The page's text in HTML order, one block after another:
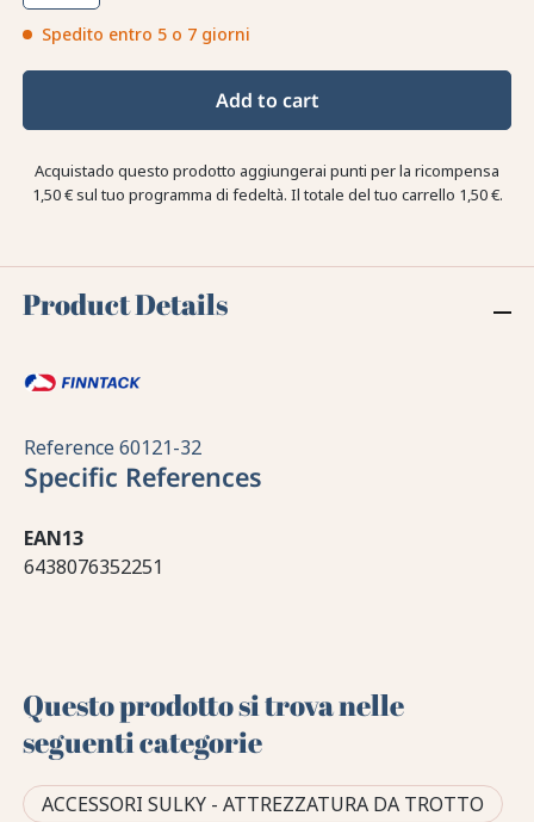
Spedito entro 5 o 7 giorni
Add to cart
Acquistado questo prodotto aggiungerai punti per la ricompensa
1,50 €sul tuo programma di fedeltà. Il totale del tuo carrello 1,50 €.
Product Details
Reference60121-32
Specific References
EAN13
6438076352251
Questo prodotto si trova nelle
seguenti categorie
ACCESSORI SULKY - ATTREZZATURA DA TROTTO